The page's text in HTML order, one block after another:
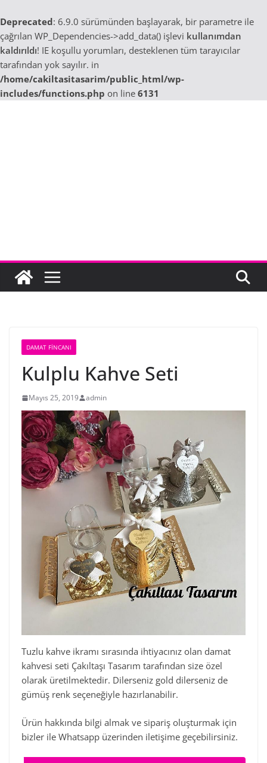
Deprecated: 6.9.0 sürümünden başlayarak, bir parametre ile
çağrılan WP_Dependencies->add_data() işlevi kullanımdan
kaldırıldı! IE koşullu yorumları, desteklenen tüm tarayıcılar
tarafından yok sayılır. in
/home/cakiltasitasarim/public_html/wp-
includes/functions.php on line 6131
DAMAT FINCANI
Kulplu Kahve Seti
Mayıs 25, 2019 admin
Tuzlu kahve ikramı sırasında ihtiyacınız olan damat
kahvesi seti Çakıltaşı Tasarım tarafından size özel
olarak üretilmektedir. Dilerseniz gold dilerseniz de
gümüş renk seçeneğiyle hazırlanabilir.
Ürün hakkında bilgi almak ve sipariş oluşturmak için
bizler ile Whatsapp üzerinden iletişime geçebilirsiniz.